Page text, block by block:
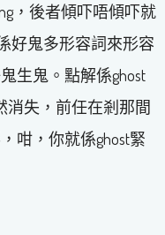
，後者傾吓唔傾吓就
好鬼多形容詞來形容
生鬼。點解係ghost
消失，前任在剎那間
咁，你就係ghost緊